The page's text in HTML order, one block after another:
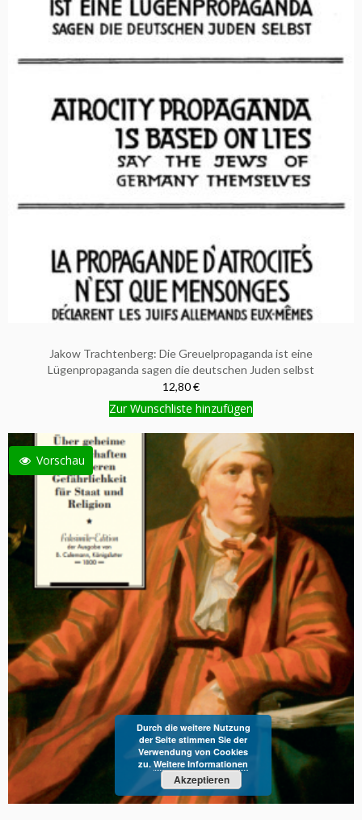
Jakow Trachtenberg: Die Greuelpropaganda ist eine
Lügenpropaganda sagen die deutschen Juden selbst
12,80 €
Zur Wunschliste hinzufügen
Vorschau
Durch die weitere Nutzung
der Seite stimmen Sie der
Verwendung von Cookies
zu. Weitere Informationen
Akzeptieren